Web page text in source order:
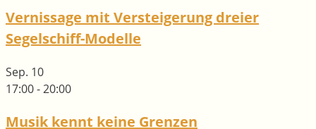
Vernissage mit Versteigerung dreier
Segelschiff-Modelle
Sep. 10
17:00-20:00
Musik kennt keine Grenzen